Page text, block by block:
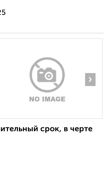
›
срок, в черте